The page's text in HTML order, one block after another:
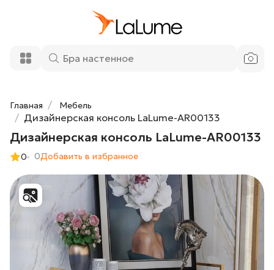
Главная Мебель
Дизайнерская консоль LaLume-AR00133
Дизайнерская консоль LaLume-AR00133
0 0Добавить в избранное